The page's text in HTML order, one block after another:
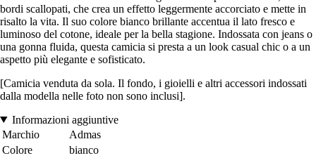
bordi scallopati, che crea un effetto leggermente accorciato e mette in
risalto la vita. Il suo colore bianco brillante accentua il lato fresco e
luminoso del cotone, ideale per la bella stagione. Indossata con jeans o
una gonna fluida, questa camicia si presta a un look casual chic o a un
aspetto più elegante e sofisticato.
[Camicia venduta da sola. Il fondo, i gioielli e altri accessori indossati
dalla modella nelle foto non sono inclusi].
Informazioni aggiuntive
Marchio
Admas
Colore
bianco